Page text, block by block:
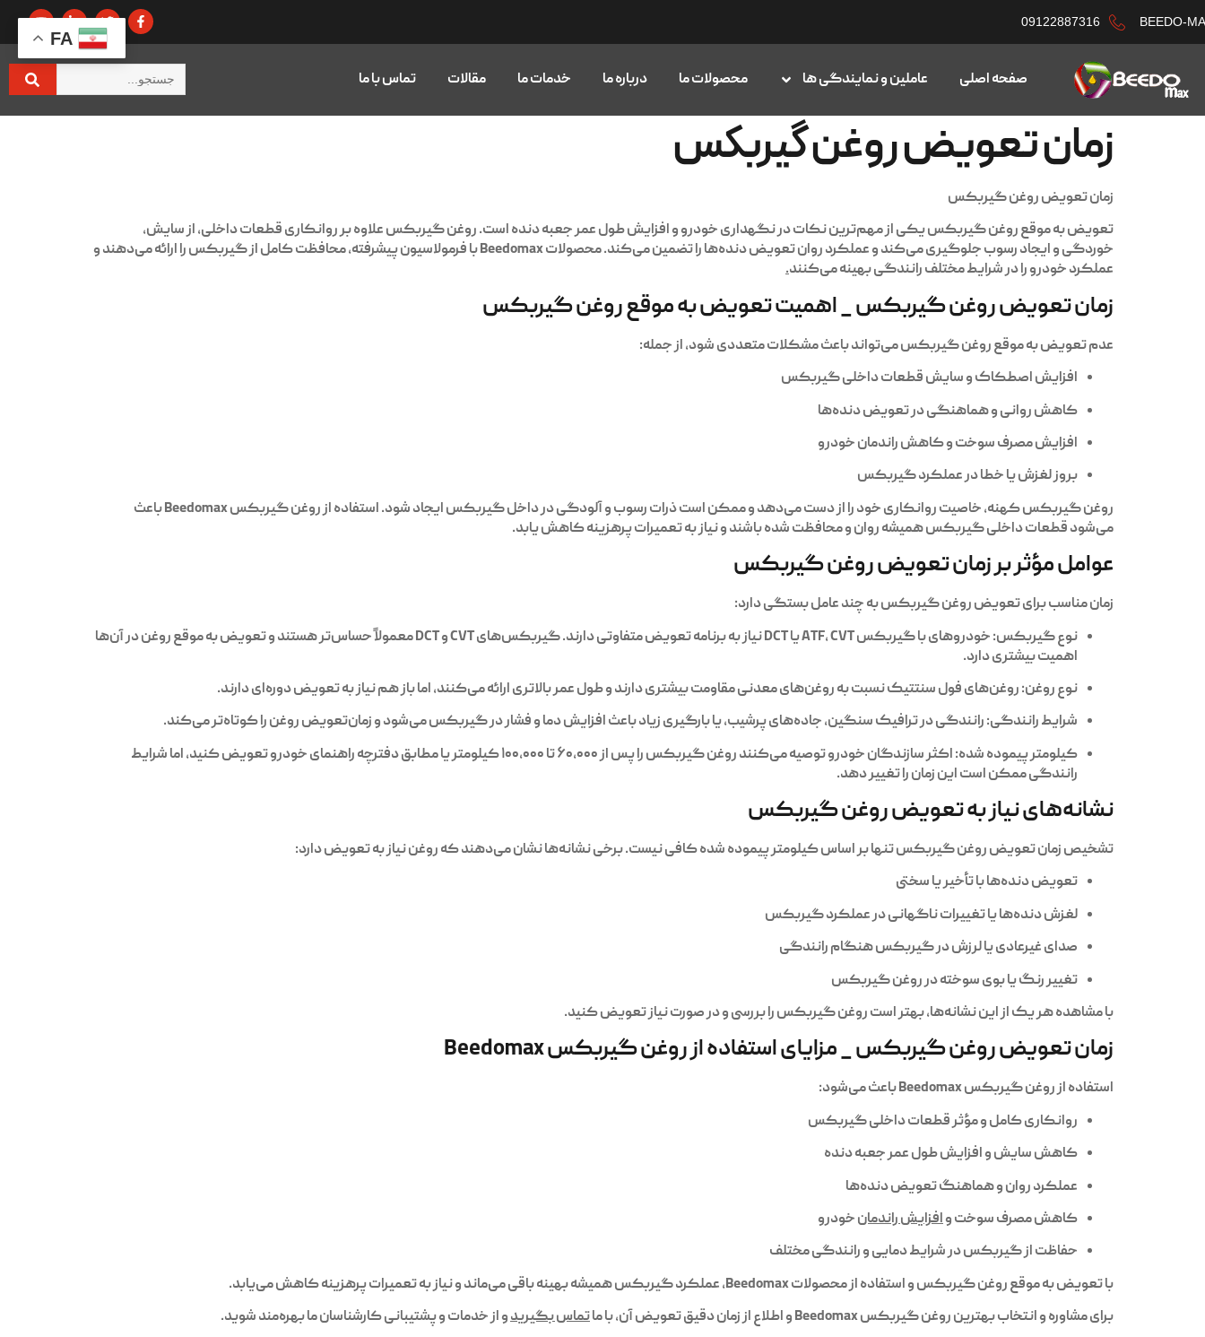
BEEDO-
09122887316
صفحه اصلی عاملین و نمایندگی ها محصولات ما درباره ما خدمات ما مقالات تماس با ما
زمان تعویض روغن گیربکس
زمان تعویض روغن گیربکس
تعویض به موقعروغن گیربکسیکی از مهم‌ترین نکات در نگهداری خودرو و افزایش طول عمر جعبه دنده است. روغن گیربکس علاوه بر روانکاری قطعات داخلی، از سایش،
خوردگی و ایجاد رسوب جلوگیری می‌کند و عملکرد روان تعویض دنده‌ها را تضمین می‌کند. محصولاتBeedomaxبا فرمولاسیون پیشرفته، محافظت کامل از گیربکس را ارائه می‌دهند و
عملکرد خودرو را در شرایط مختلف رانندگی بهینه می‌کنند.
زمان تعویض روغن گیربکس _ اهمیت تعویض به موقع روغن گیربکس
عدم تعویض به موقع روغن گیربکس می‌تواند باعث مشکلات متعددی شود، از جمله:
افزایش اصطکاک و سایش قطعات داخلی گیربکس
کاهش روانی و هماهنگی در تعویض دنده‌ها
افزایش مصرف سوخت و کاهش راندمان خودرو
بروز لغزش یا خطا در عملکرد گیربکس
روغن گیربکس کهنه، خاصیت روانکاری خود را از دست می‌دهد و ممکن است ذرات رسوب و آلودگی در داخل گیربکس ایجاد شود. استفاده ازروغن گیربکس Beedomax
باعث
می‌شود قطعات داخلی گیربکس همیشه روان و محافظت شده باشند و نیاز به تعمیرات پرهزینه کاهش یابد.
عوامل مؤثر بر زمان تعویض روغن گیربکس
زمان مناسب برای تعویض روغن گیربکس به چند عامل بستگی دارد:
نوع گیربکس:
خودروهای با گیربکس ATF، CVT یا DCT نیاز به برنامه تعویض متفاوتی دارند. گیربکس‌های CVT و DCT معمولاً حساس‌تر هستند و تعویض به موقع روغن در آن‌ها
اهمیت بیشتری دارد.
نوع روغن:روغن‌های فول سنتتیک نسبت به روغن‌های معدنی مقاومت بیشتری دارند و طول عمر بالاتری ارائه می‌کنند، اما باز هم نیاز به تعویض دوره‌ای دارند.
شرایط رانندگی:رانندگی در ترافیک سنگین، جاده‌های پرشیب، یا بارگیری زیاد باعث افزایش دما و فشار در گیربکس می‌شود و زمان‌تعویض روغن را کوتاه‌تر می‌کند.
کیلومتر پیموده شده:
اکثر سازندگان خودرو توصیه می‌کنند روغن گیربکس را پس از ۶۰,۰۰۰ تا ۱۰۰,۰۰۰ کیلومتر یا مطابق دفترچه راهنمای خودرو تعویض کنید، اما شرایط
رانندگی ممکن است این زمان را تغییر دهد.
نشانه‌های نیاز به تعویض روغن گیربکس
تشخیص زمان تعویض روغن گیربکس تنها بر اساس کیلومتر پیموده شده کافی نیست. برخی نشانه‌ها نشان می‌دهند که روغن نیاز به تعویض دارد:
تعویض دنده‌ها با تأخیر یا سختی
لغزش دنده‌ها یا تغییرات ناگهانی در عملکرد گیربکس
صدای غیرعادی یا لرزش در گیربکس هنگام رانندگی
تغییر رنگ یا بوی سوخته در روغن گیربکس
با مشاهده هر یک از این نشانه‌ها، بهتر است روغن گیربکس را بررسی و در صورت نیاز تعویض کنید.
زمان تعویض روغن گیربکس _ مزایای استفاده از روغن گیربکس Beedomax
استفاده ازروغن گیربکس Beedomax
باعث می‌شود:
روانکاری کامل و مؤثر قطعات داخلی گیربکس
کاهش سایش و افزایش طول عمر جعبه دنده
عملکرد روان و هماهنگ تعویض دنده‌ها
کاهش مصرف سوخت وافزایش راندمانخودرو
حفاظت از گیربکس در شرایط دمایی و رانندگی مختلف
با تعویض به موقع روغن گیربکس و استفاده از محصولاتBeedomax، عملکرد گیربکس همیشه بهینه باقی می‌ماند و نیاز به تعمیرات پرهزینه کاهش می‌یابد.
برای مشاوره و انتخاب بهترینروغن گیربکس Beedomax و اطلاع از زمان دقیق تعویض آن، با ماتماس بگیریدو از خدمات و پشتیبانی کارشناسان ما بهره‌مند شوید.
FA